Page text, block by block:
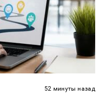
52 минуты назад